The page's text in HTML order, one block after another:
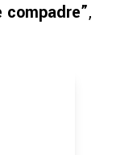
compadre”,